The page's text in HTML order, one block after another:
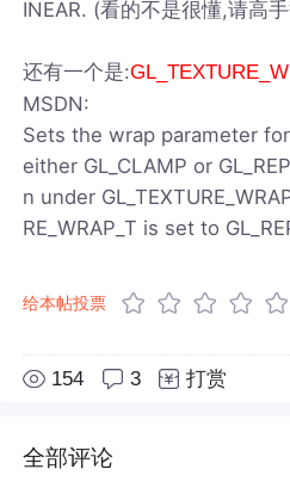
INEAR. (看的不是很懂,请高
还有一个是:
MSDN:
Sets the wrap parameter
either GL_CLAMP or
n under
RE_WRAP_T is set to
给本帖投票
154 3 打赏
全部评论